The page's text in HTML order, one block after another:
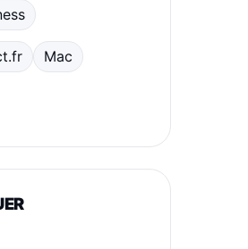
Mac